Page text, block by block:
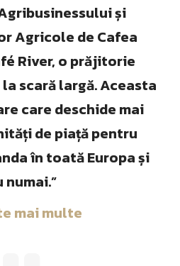
și
Agricole de Cafea
River, o prăjitorie
scară largă. Aceasta
care deschide mai
de piață pentru
în toată Europa și
numai.”
mai multe